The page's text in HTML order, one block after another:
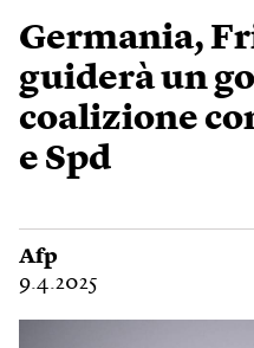
Germania,
guiderà un
coalizione
e Spd
Afp
9.4.2025